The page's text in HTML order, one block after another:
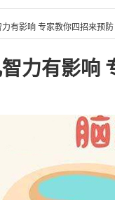
有影响 专家教你四招来预防
力有影响